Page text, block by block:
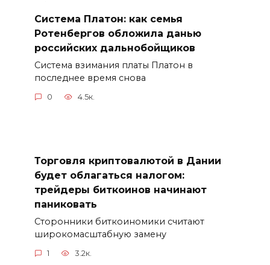
Система Платон: как семья
Ротенбергов обложила данью
российских дальнобойщиков
Система взимания платы Платон в
последнее время снова
0 4.5к.
Торговля криптовалютой в Дании
будет облагаться налогом:
трейдеры биткоинов начинают
паниковать
Сторонники биткоиномики считают
широкомасштабную замену
1 3.2к.